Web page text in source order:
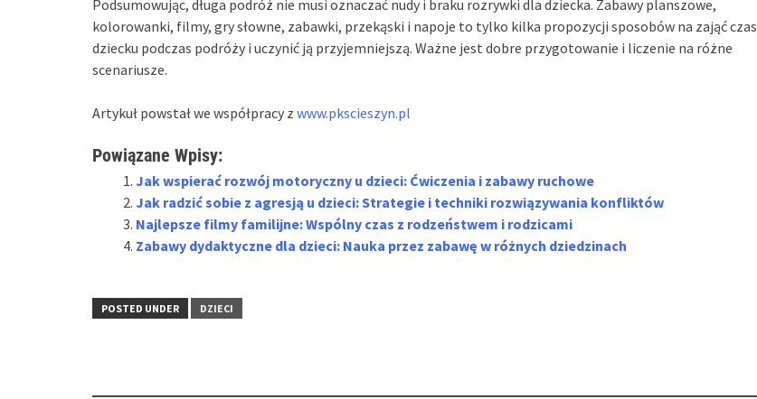
Podsumowując, długa podróż nie musi oznaczać nudy i braku rozrywki dla dziecka. Zabawy planszowe,
kolorowanki, filmy, gry słowne, zabawki, przekąski i napoje to tylko kilka propozycji sposobów na zająć czas
dziecku podczas podróży i uczynić ją przyjemniejszą. Ważne jest dobre przygotowanie i liczenie na różne
scenariusze.
Artykuł powstał we współpracy z www.pkscieszyn.pl
Powiązane Wpisy:
Jak wspierać rozwój motoryczny u dzieci: Ćwiczenia i zabawy ruchowe
Jak radzić sobie z agresją u dzieci: Strategie i techniki rozwiązywania konfliktów
Najlepsze filmy familijne: Wspólny czas z rodzeństwem i rodzicami
Zabawy dydaktyczne dla dzieci: Nauka przez zabawę w różnych dziedzinach
POSTED UNDER DZIECI